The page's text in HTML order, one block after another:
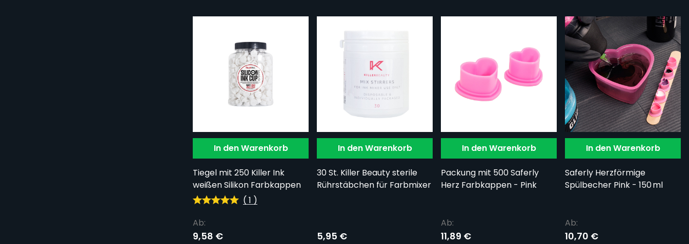
In den Warenkorb
Tiegel mit 250 Killer Ink
weißen Silikon Farbkappen
( 1 )
Ab:
9,58 €
In den Warenkorb
30 St. Killer Beauty sterile
Rührstäbchen für Farbmixer
5,95 €
In den Warenkorb
Packung mit 500 Saferly
Herz Farbkappen - Pink
Ab:
11,89 €
In den Warenkorb
Saferly Herzförmige
Spülbecher Pink - 150 ml
Ab:
10,70 €